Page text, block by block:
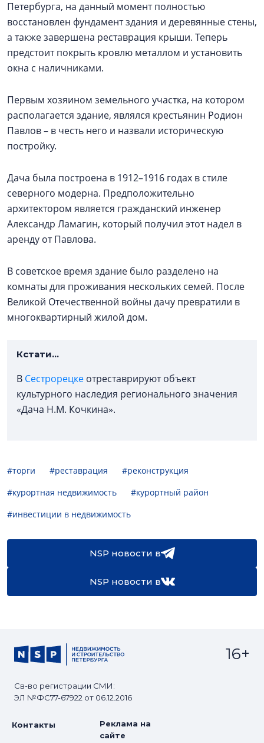
Петербурга, на данный момент полностью
восстановлен фундамент здания и деревянные стены,
а также завершена реставрация крыши. Теперь
предстоит покрыть кровлю металлом и установить
окна с наличниками.
Первым хозяином земельного участка, на котором
располагается здание, являлся крестьянин Родион
Павлов – в честь него и назвали историческую
постройку.
Дача была построена в 1912–1916 годах в стиле
северного модерна. Предположительно
архитектором является гражданский инженер
Александр Ламагин, который получил этот надел в
аренду от Павлова.
В советское время здание было разделено на
комнаты для проживания нескольких семей. После
Великой Отечественной войны дачу превратили в
многоквартирный жилой дом.
Кстати...
В Сестрорецке отреставрируют объект
культурного наследия регионального значения
«Дача Н.М. Кочкина».
#торги #реставрация
#реконструкция
#курортная недвижимость
#курортный район
#инвестиции в недвижимость
NSP новости в
NSP новости в
Св-во регистрации СМИ:
ЭЛ №ФС77-67922 от 06.12.2016
16+
Контакты
Реклама на
сайте